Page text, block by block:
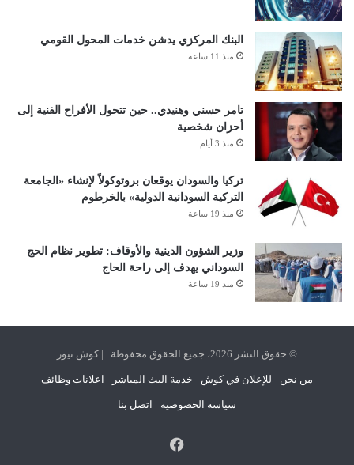
البنك المركزي يدشن خدمات المحول القومي
منذ 11 ساعة
تامر حسني وهنيدي.. حين تتحول الأفراح الفنية إلى
أحزان شخصية
منذ 3 أيام
تركيا والسودان يوقعان بروتوكولاً لإنشاء «الجامعة
التركية السودانية الدولية» بالخرطوم
منذ 19 ساعة
وزير الشؤون الدينية والأوقاف: تطوير نظام الحج
السوداني يهدف إلى راحة الحاج
منذ 19 ساعة
© حقوق النشر 2026، جميع الحقوق محفوظة | كوش نيوز
من نحن للإعلان في كوش خدمة البث المباشر اعلانات وظائف
سياسة الخصوصية اتصل بنا